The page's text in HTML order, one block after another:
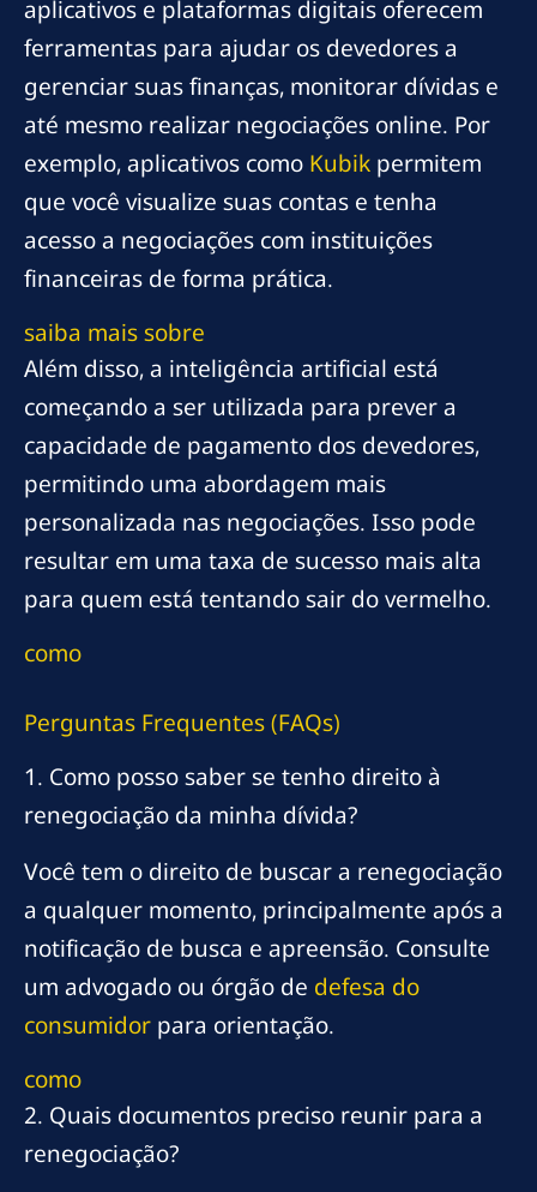
aplicativos e plataformas digitais oferecem
ferramentas para ajudar os devedores a
gerenciar suas finanças, monitorar dívidas e
até mesmo realizar negociações online. Por
exemplo, aplicativos como Kubik permitem
que você visualize suas contas e tenha
acesso a negociações com instituições
financeiras de forma prática.
saiba mais sobre
Além disso, a inteligência artificial está
começando a ser utilizada para prever a
capacidade de pagamento dos devedores,
permitindo uma abordagem mais
personalizada nas negociações. Isso pode
resultar em uma taxa de sucesso mais alta
para quem está tentando sair do vermelho.
como
Perguntas Frequentes (FAQs)
1. Como posso saber se tenho direito à
renegociação da minha dívida?
Você tem o direito de buscar a renegociação
a qualquer momento, principalmente após a
notificação de busca e apreensão. Consulte
um advogado ou órgão de defesa do
consumidor para orientação.
como
2. Quais documentos preciso reunir para a
renegociação?